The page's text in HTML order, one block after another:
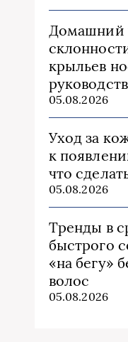
Домашний
крыльев
05.08.2026
Уход за
к
что
05.08.2026
Тренды в
быстрого
«на бегу»
волос
05.08.2026